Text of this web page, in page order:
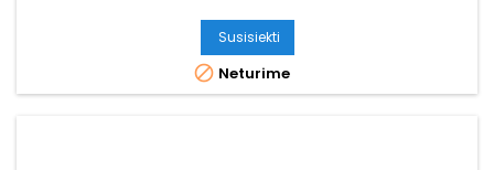
Susisiekti
 Neturime